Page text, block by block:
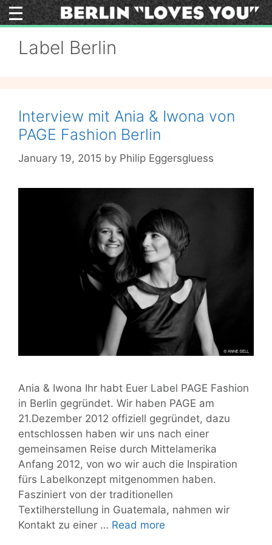
Skip
to
Label Berlin
Interview mit Ania & Iwona von
PAGE Fashion Berlin
January 19, 2015 by Philip Eggersgluess
Ania & Iwona Ihr habt Euer Label PAGE Fashion
in Berlin gegründet. Wir haben PAGE am
21.Dezember 2012 offiziell gegründet, dazu
entschlossen haben wir uns nach einer
gemeinsamen Reise durch Mittelamerika
Anfang 2012, von wo wir auch die Inspiration
fürs Labelkonzept mitgenommen haben.
Fasziniert von der traditionellen
Textilherstellung in Guatemala, nahmen wir
Kontakt zu einer … Read more